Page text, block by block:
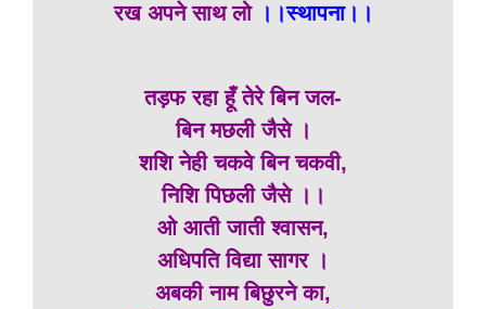
रख अपने साथ लो ।।स्थापना।।
तड़फ रहा हूँ तेरे बिन जल-
बिन मछली जैसे ।
शशि नेही चकवे बिन चकवी,
निशि पिछली जैसे ।।
ओ आती जाती श्वासन,
अधिपति विद्या सागर ।
अबकी नाम बिछुरने का,